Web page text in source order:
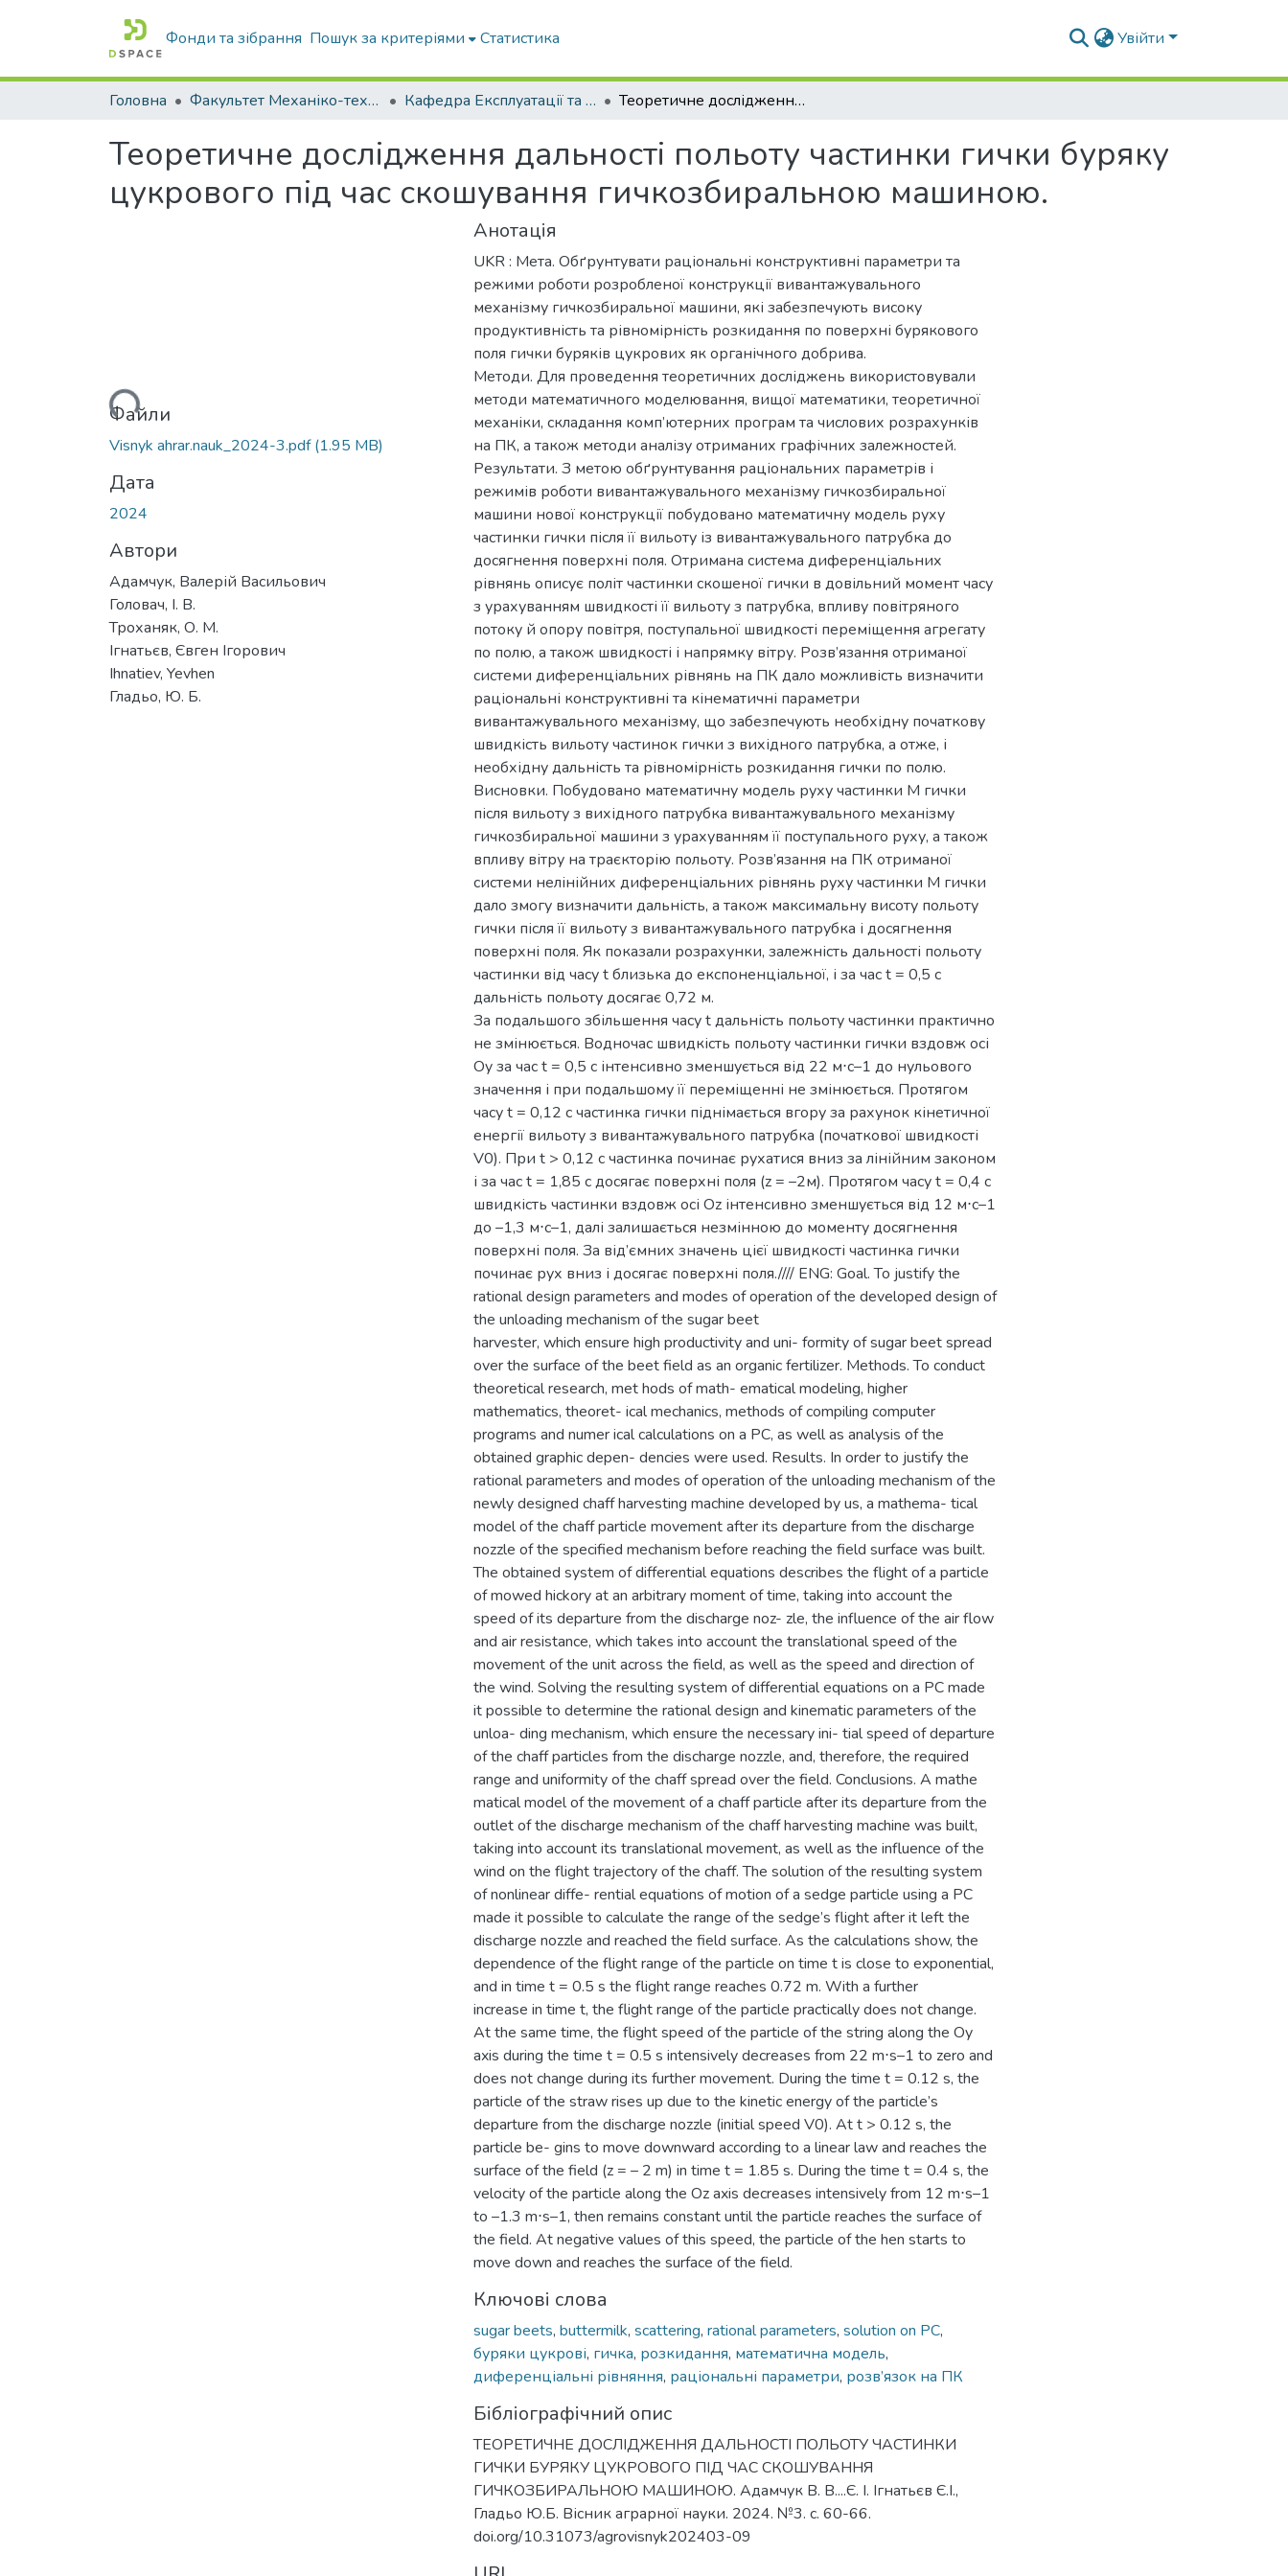
Фонди та зібрання Пошук за критеріями Статистика Увійти
Головна Факультет Механіко-технологічний Кафедра Експлуатації та технічного сервісу машин Теоретичне дослідження дальності польоту частинки гички буряку цукрового під час скошування гичкозбиральною машиною.
Теоретичне дослідження дальності польоту частинки гички буряку
цукрового під час скошування гичкозбиральною машиною.
Вантажиться...
Файли
Visnyk ahrar.nauk_2024-3.pdf(1.95 MB)
Дата
2024
Автори
Адамчук, Валерій Васильович
Головач, І. В.
Троханяк, О. М.
Ігнатьєв, Євген Ігорович
Ihnatiev, Yevhen
Гладьо, Ю. Б.
Анотація
UKR : Мета. Обґрунтувати раціональні конструктивні параметри та
режими роботи розробленої конструкції вивантажувального
механізму гичкозбиральної машини, які забезпечують високу
продуктивність та рівномірність розкидання по поверхні бурякового
поля гички буряків цукрових як органічного добрива.
Методи. Для проведення теоретичних досліджень використовували
методи математичного моделювання, вищої математики, теоретичної
механіки, складання комп’ютерних програм та числових розрахунків
на ПК, а також методи аналізу отриманих графічних залежностей.
Результати. З метою обґрунтування раціональних параметрів і
режимів роботи вивантажувального механізму гичкозбиральної
машини нової конструкції побудовано математичну модель руху
частинки гички після її вильоту із вивантажувального патрубка до
досягнення поверхні поля. Отримана система диференціальних
рівнянь описує політ частинки скошеної гички в довільний момент часу
з урахуванням швидкості її вильоту з патрубка, впливу повітряного
потоку й опору повітря, поступальної швидкості переміщення агрегату
по полю, а також швидкості і напрямку вітру. Розв’язання отриманої
системи диференціальних рівнянь на ПК дало можливість визначити
раціональні конструктивні та кінематичні параметри
вивантажувального механізму, що забезпечують необхідну початкову
швидкість вильоту частинок гички з вихідного патрубка, а отже, і
необхідну дальність та рівномірність розкидання гички по полю.
Висновки. Побудовано математичну модель руху частинки M гички
після вильоту з вихідного патрубка вивантажувального механізму
гичкозбиральної машини з урахуванням її поступального руху, а також
впливу вітру на траєкторію польоту. Розв’язання на ПК отриманої
системи нелінійних диференціальних рівнянь руху частинки M гички
дало змогу визначити дальність, а також максимальну висоту польоту
гички після її вильоту з вивантажувального патрубка і досягнення
поверхні поля. Як показали розрахунки, залежність дальності польоту
частинки від часу t близька до експоненціальної, і за час t = 0,5 с
дальність польоту досягає 0,72 м.
За подальшого збільшення часу t дальність польоту частинки практично
не змінюється. Водночас швидкість польоту частинки гички вздовж осі
Oy за час t = 0,5 с інтенсивно зменшується від 22 м⋅с–1 до нульового
значення і при подальшому її переміщенні не змінюється. Протягом
часу t = 0,12 с частинка гички піднімається вгору за рахунок кінетичної
енергії вильоту з вивантажувального патрубка (початкової швидкості
V0). При t > 0,12 с частинка починає рухатися вниз за лінійним законом
і за час t = 1,85 с досягає поверхні поля (z = –2м). Протягом часу t = 0,4 с
швидкість частинки вздовж осі Oz інтенсивно зменшується від 12 м⋅с–1
до –1,3 м⋅с–1, далі залишається незмінною до моменту досягнення
поверхні поля. За від’ємних значень цієї швидкості частинка гички
починає рух вниз і досягає поверхні поля.//// ENG: Goal. To justify the
rational design parameters and modes of operation of the developed design of
the unloading mechanism of the sugar beet
harvester, which ensure high productivity and uni- formity of sugar beet spread
over the surface of the beet field as an organic fertilizer. Methods. To conduct
theoretical research, met hods of math- ematical modeling, higher
mathematics, theoret- ical mechanics, methods of compiling computer
programs and numer ical calculations on a PC, as well as analysis of the
obtained graphic depen- dencies were used. Results. In order to justify the
rational parameters and modes of operation of the unloading mechanism of the
newly designed chaff harvesting machine developed by us, a mathema- tical
model of the chaff particle movement after its departure from the discharge
nozzle of the specified mechanism before reaching the field surface was built.
The obtained system of differential equations describes the flight of a particle
of mowed hickory at an arbitrary moment of time, taking into account the
speed of its departure from the discharge noz- zle, the influence of the air flow
and air resistance, which takes into account the translational speed of the
movement of the unit across the field, as well as the speed and direction of
the wind. Solving the resulting system of differential equations on a PC made
it possible to determine the rational design and kinematic parameters of the
unloa- ding mechanism, which ensure the necessary ini- tial speed of departure
of the chaff particles from the discharge nozzle, and, therefore, the required
range and uniformity of the chaff spread over the field. Conclusions. A mathe
matical model of the movement of a chaff particle after its departure from the
outlet of the discharge mechanism of the chaff harvesting machine was built,
taking into account its translational movement, as well as the influence of the
wind on the flight trajectory of the chaff. The solution of the resulting system
of nonlinear diffe- rential equations of motion of a sedge particle using a PC
made it possible to calculate the range of the sedge’s flight after it left the
discharge nozzle and reached the field surface. As the calculations show, the
dependence of the flight range of the particle on time t is close to exponential,
and in time t = 0.5 s the flight range reaches 0.72 m. With a further
increase in time t, the flight range of the particle practically does not change.
At the same time, the flight speed of the particle of the string along the Oy
axis during the time t = 0.5 s intensively decreases from 22 m⋅s–1 to zero and
does not change during its further movement. During the time t = 0.12 s, the
particle of the straw rises up due to the kinetic energy of the particle’s
departure from the discharge nozzle (initial speed V0). At t > 0.12 s, the
particle be- gins to move downward according to a linear law and reaches the
surface of the field (z = – 2 m) in time t = 1.85 s. During the time t = 0.4 s, the
velocity of the particle along the Oz axis decreases intensively from 12 m⋅s–1
to –1.3 m⋅s–1, then remains constant until the particle reaches the surface of
the field. At negative values of this speed, the particle of the hen starts to
move down and reaches the surface of the field.
Ключові слова
sugar beets, buttermilk, scattering, rational parameters, solution on PC,
буряки цукрові, гичка, розкидання, математична модель,
диференціальні рівняння, раціональні параметри, розв’язок на ПК
Бібліографічний опис
ТЕОРЕТИЧНЕ ДОСЛІДЖЕННЯ ДАЛЬНОСТІ ПОЛЬОТУ ЧАСТИНКИ
ГИЧКИ БУРЯКУ ЦУКРОВОГО ПІД ЧАС СКОШУВАННЯ
ГИЧКОЗБИРАЛЬНОЮ МАШИНОЮ. Адамчук В. В....Є. І. Ігнатьєв Є.І.,
Гладьо Ю.Б. Вісник аграрної науки. 2024. №3. с. 60-66.
doi.org/10.31073/agrovisnyk202403-09